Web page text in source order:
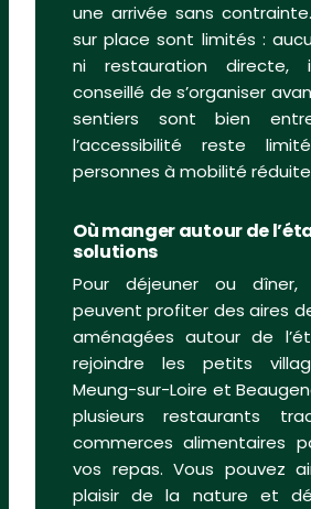
une arrivée sans
sur place sont limités :
ni restauration
conseillé de s’organiser
sentiers sont bien
l’accessibilité reste
personnes à mobilité
Où manger autour de
solutions
Pour déjeuner ou dîner,
peuvent profiter des aires
aménagées autour de
rejoindre les petits
Meung-sur-Loire et
plusieurs restaurants
commerces alimentaires
vos repas. Vous pouvez
plaisir de la nature et